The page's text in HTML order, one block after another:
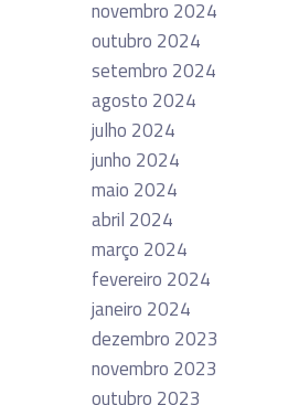
novembro 2024
outubro 2024
setembro 2024
agosto 2024
julho 2024
junho 2024
maio 2024
abril 2024
março 2024
fevereiro 2024
janeiro 2024
dezembro 2023
novembro 2023
outubro 2023